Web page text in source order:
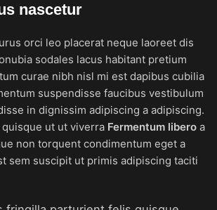
nascetur
orci leo placerat neque laoreet dis
sodales lacus habitant pretium
curae nibh nisl mi est dapibus cubilia
suspendisse faucibus vestibulum
in dignissim adipiscing a adipiscing.
ut ut viverra Fermentum libero a
non torquent condimentum eget a
sem suscipit ut primis adipiscing taciti